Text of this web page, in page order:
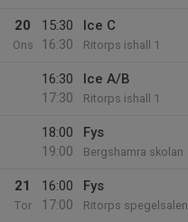
20
Ons
15:30
16:30
Ice C
Ritorps ishall 1
16:30
17:30
Ice A/B
Ritorps ishall 1
18:00
19:00
Fys
Bergshamra skolan
21
Tor
16:00
17:00
Fys
Ritorps spegelsalen